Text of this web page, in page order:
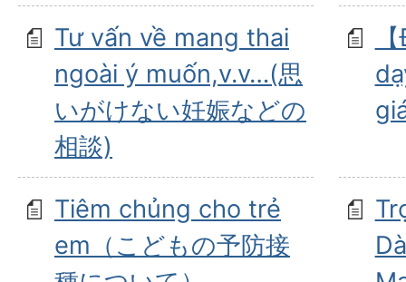
Tư vấn về mang thai
ngoài ý muốn,v.v…(思
いがけない妊娠などの
相談)
Tiêm chủng cho trẻ
em（こどもの予防接